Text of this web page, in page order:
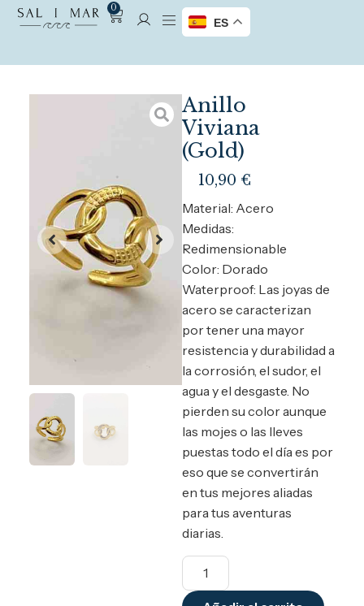
0
ES
Anillo
Viviana
(Gold)
10,90 €
Material: Acero
Medidas:
Redimensionable
Color: Dorado
Waterproof: Las joyas de
acero se caracterizan
por tener una mayor
resistencia y durabilidad a
la corrosión, el sudor, el
agua y el desgaste. No
pierden su color aunque
las mojes o las lleves
puestas todo el día es por
eso que se convertirán
en tus mejores aliadas
para tus aventuras
diarias.